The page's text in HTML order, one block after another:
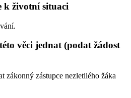
k životní situaci
věci jednat (podat žádost
zákonný zástupce nezletilého žáka